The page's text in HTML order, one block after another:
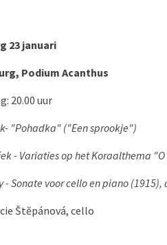
23 januari
Podium Acanthus
20.00 uur
"Pohadka" ("Een sprookje")
- Variaties op het Koraalthema
- Sonate voor cello en piano (1915),
Štĕpánová, cello